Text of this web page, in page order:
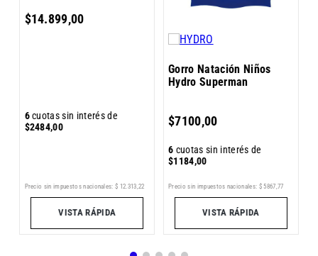
$14.899,00
6cuotas sin interés de
$2484,00
Precio sin impuestos nacionales: $ 12 313 22
VISTA RÁPIDA
Gorro Natación Niños
Hydro Superman
$7100,00
6 cuotas sin interés de
$1184,00
Precio sin impuestos nacionales: $ 5867 77
VISTA RÁPIDA